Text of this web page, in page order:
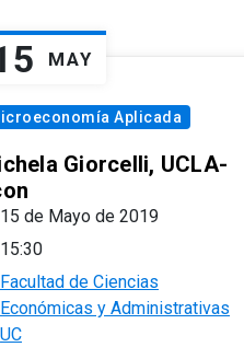
MAY
Aplicada
Giorcelli, UCLA-
15 de Mayo de 2019
15:30
Facultad de Ciencias
Económicas y Administrativas
UC